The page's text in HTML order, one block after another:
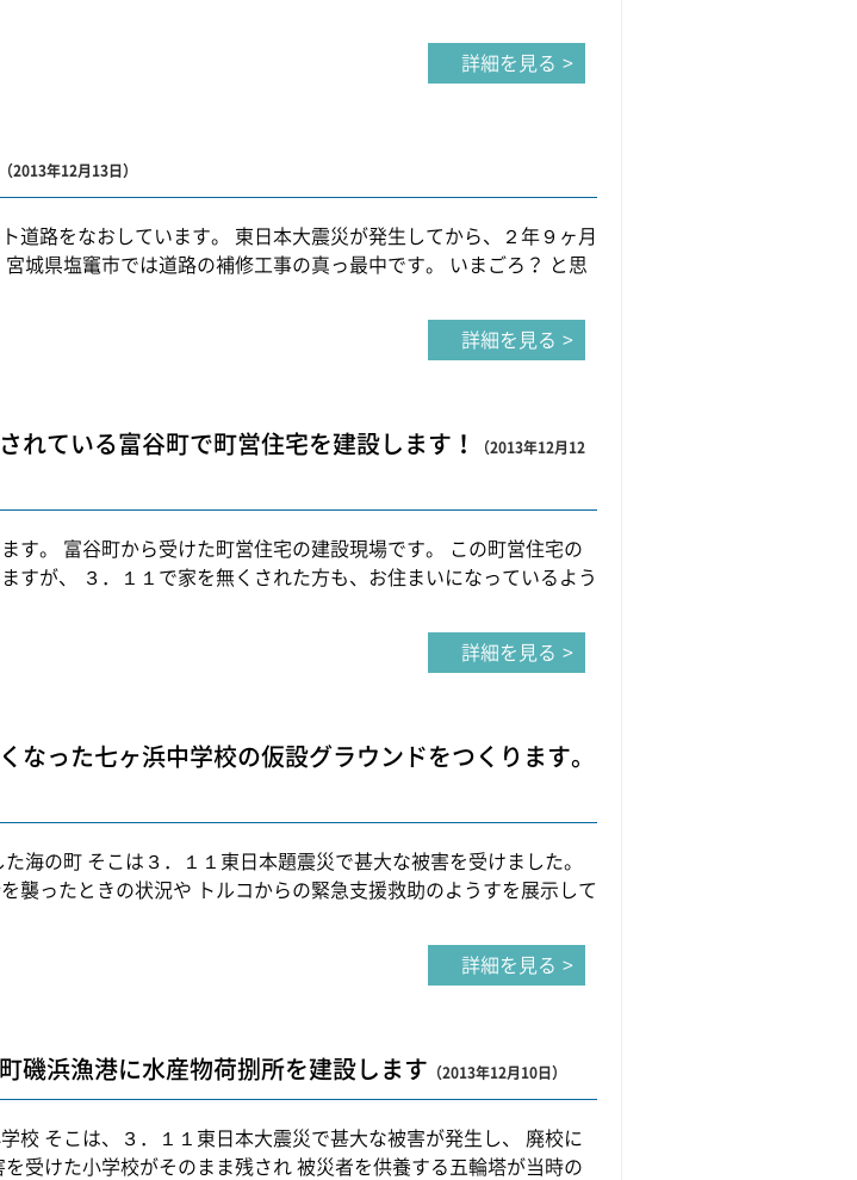
詳細を見る
（2013年12月13日）
道路をなおしています。 東日本大震災が発生してから、２年９ヶ月
城県塩竃市では道路の補修工事の真っ最中です。 いまごろ？ と思
詳細を見る
れている富谷町で町営住宅を建設します！ （2013年12月12
す。 富谷町から受けた町営住宅の建設現場です。 この町営住宅の
すが、 ３．１１で家を無くされた方も、お住まいになっているよう
詳細を見る
なった七ヶ浜中学校の仮設グラウンドをつくります。
海の町 そこは３．１１東日本題震災で甚大な被害を受けました。
襲ったときの状況や トルコからの緊急支援救助のようすを展示して
詳細を見る
磯浜漁港に水産物荷捌所を建設します （2013年12月10日）
校 そこは、３．１１東日本大震災で甚大な被害が発生し、 廃校に
受けた小学校がそのまま残され 被災者を供養する五輪塔が当時の